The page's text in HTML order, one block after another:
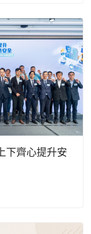
下齊心提升安